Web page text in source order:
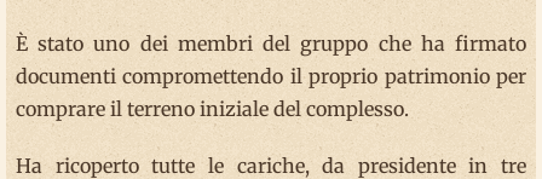
È stato uno dei membri del gruppo che ha firmato
documenti compromettendo il proprio patrimonio per
comprare il terreno iniziale del complesso.
Ha ricoperto tutte le cariche, da presidente in tre